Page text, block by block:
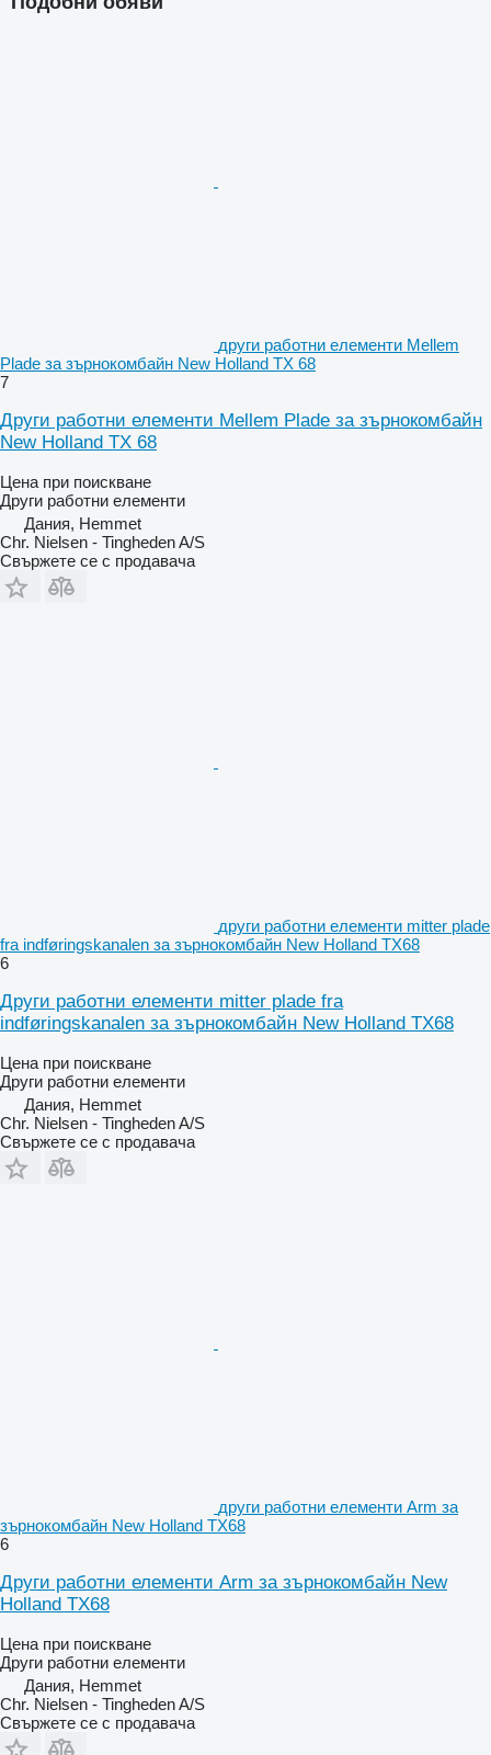
други работни елементи Mellem
Plade за зърнокомбайн New Holland TX 68
7
Други работни елементи Mellem Plade за зърнокомбайн
New Holland TX 68
Цена при поискване
Други работни елементи
Дания, Hemmet
Chr. Nielsen - Tingheden A/S
Свържете се с продавача
други работни елементи mitter plade
fra indføringskanalen за зърнокомбайн New Holland TX68
6
Други работни елементи mitter plade fra
indføringskanalen за зърнокомбайн New Holland TX68
Цена при поискване
Други работни елементи
Дания, Hemmet
Chr. Nielsen - Tingheden A/S
Свържете се с продавача
други работни елементи Arm за
зърнокомбайн New Holland TX68
6
Други работни елементи Arm за зърнокомбайн New
Holland TX68
Цена при поискване
Други работни елементи
Дания, Hemmet
Chr. Nielsen - Tingheden A/S
Свържете се с продавача